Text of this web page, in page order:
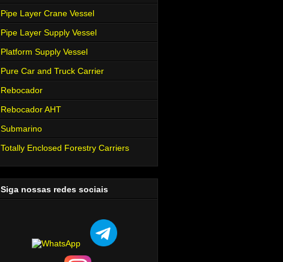
Pipe Layer Crane Vessel
Pipe Layer Supply Vessel
Platform Supply Vessel
Pure Car and Truck Carrier
Rebocador
Rebocador AHT
Submarino
Totally Enclosed Forestry Carriers
Siga nossas redes sociais